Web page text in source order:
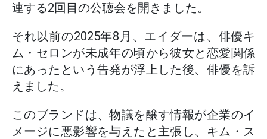
連する2回目の公聴会を開きました。
それ以前の2025年8月、エイダーは、俳優キ
ム・セロンが未成年の頃から彼女と恋愛関係
にあったという告発が浮上した後、俳優を訴
えました。
このブランドは、物議を醸す情報が企業のイ
メージに悪影響を与えたと主張し、キム・ス